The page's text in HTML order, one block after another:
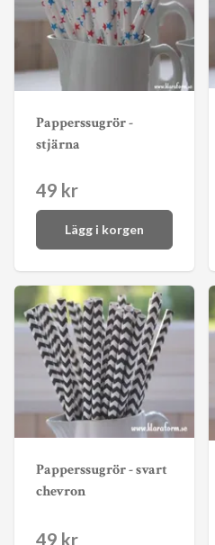
Papperssugrör -
stjärna
49 kr
Lägg i korgen
Papperssugrör - svart
chevron
49 kr